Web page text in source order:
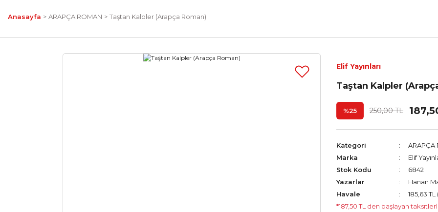
Anasayfa ARAPÇA ROMAN Taştan Kalpler (Arapça Roman)
Elif Yayınları
Taştan Kalpler
%25 250,00 TL
Kategori
ARAPÇA
Marka
Elif
Stok Kodu
6842
Yazarlar
Hanan
Havale
185,63
*187,50 TL den başlayan